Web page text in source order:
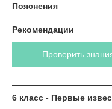
Пояснения
Рекомендации
Проверить
6 класс - Первые